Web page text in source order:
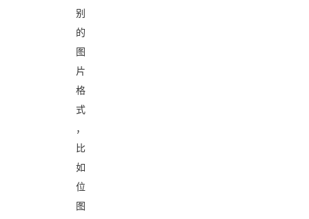
别
的
图
片
格
式
，
比
如
位
图